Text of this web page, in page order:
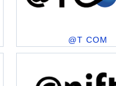
@T COM